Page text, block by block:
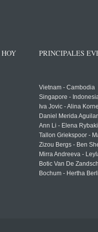
PRINCIPALES
Vietnam - Cambodia
Singapore -
Iva Jovic - Alina
Daniel Merida
Ann Li - Elena
Tallon Griekspoor -
Zizou Bergs - Ben
Mirra Andreeva -
Botic Van De
Bochum - Hertha